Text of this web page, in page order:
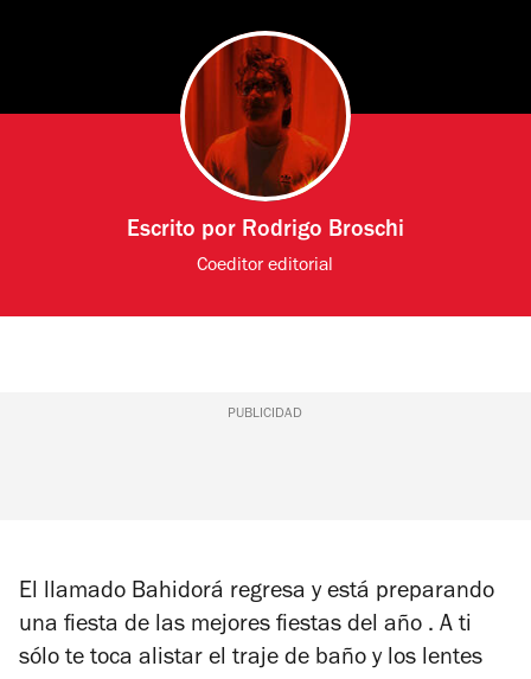
Escrito por Rodrigo Broschi
Coeditor editorial
PUBLICIDAD
El llamado Bahidorá regresa y está preparando
una fiesta de las mejores fiestas del año . A ti
sólo te toca alistar el traje de baño y los lentes